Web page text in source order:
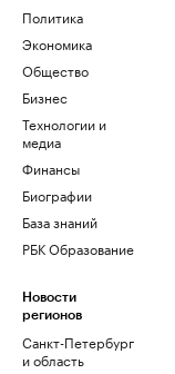
Политика
Экономика
Общество
Бизнес
Технологии и
медиа
Финансы
Биографии
База знаний
РБК Образование
Новости
регионов
Санкт-Петербург
и область